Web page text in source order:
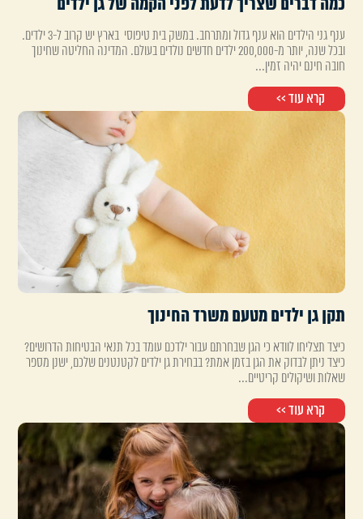
כמה דברים שצריך לדעת לפני הקמה של גן ילדים
ענף גני הילדים הוא ענף גדול ומתרחב. במשק בית טיפוסי בארץ יש קרוב ל-3 ילדים.
ובכל שנה, יותר מ-200,000 ילדים חדשים נולדים בעולם. המדינה החליטה שחינוך
חובה חינם יהיה זמין...
קרא עוד >>
תקן גן ילדים מטעם משרד החינוך
כיצד תצליחו לוודא כי הגן שבחרתם עבור ילדכם עומד בכל תנאי הבטיחות הדרושים?
כיצד ניתן לבדוק את הגן בזמן אמת? בבחירת גן ילדים לקטנטנים שלכם, ישנן מספר
שאלות ושיקולים קריטיים...
קרא עוד >>